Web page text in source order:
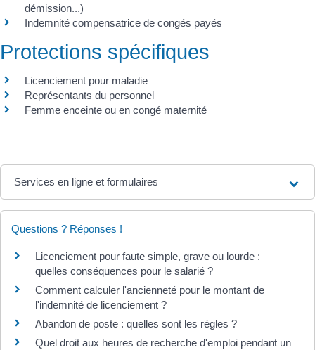
démission...)
Indemnité compensatrice de congés payés
Protections spécifiques
Licenciement pour maladie
Représentants du personnel
Femme enceinte ou en congé maternité
Services en ligne et formulaires
Questions ? Réponses !
Licenciement pour faute simple, grave ou lourde :
quelles conséquences pour le salarié ?
Comment calculer l'ancienneté pour le montant de
l'indemnité de licenciement ?
Abandon de poste : quelles sont les règles ?
Quel droit aux heures de recherche d'emploi pendant un